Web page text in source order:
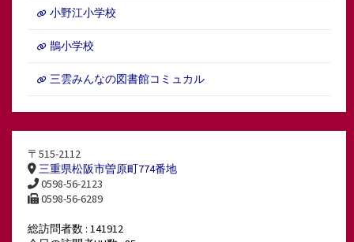
小野江小学校
鵲小学校
三雲みんなの図書館コミュカル
〒515-2112
三重県松阪市曽原町774番地
0598-56-2123
0598-56-6289
総訪問者数 : 141912